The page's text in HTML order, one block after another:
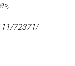
72371/